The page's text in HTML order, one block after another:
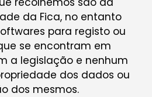
da Fica, no entanto
para registo ou
se encontram em
a legislação e nenhum
dos dados ou
dos mesmos.